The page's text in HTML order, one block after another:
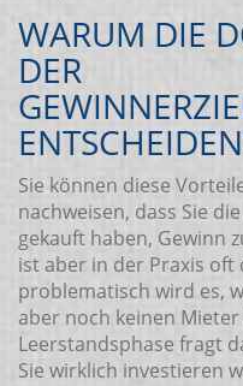
WARUM DIE
DER
Sie können diese
nachweisen, dass Sie
gekauft haben, Gewinn
ist aber in der Praxis oft
problematisch wird es,
aber noch keinen
Leerstandsphase fragt
Sie wirklich investieren